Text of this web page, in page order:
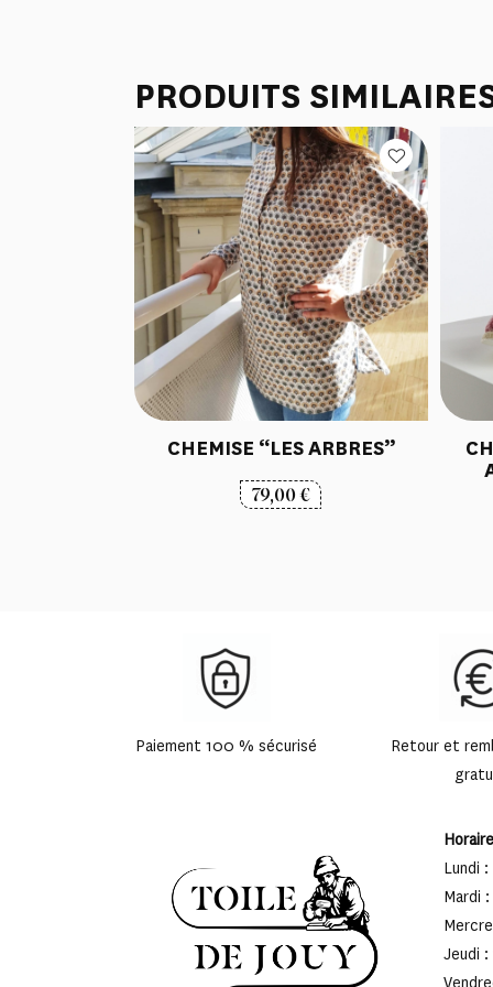
PRODUITS
CHEMISE “LES ARBRES”
79,00€
Paiement 100 % sécurisé
Retour et
Lundi
Mardi :
Jeudi :